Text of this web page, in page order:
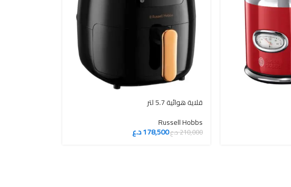
قلاية هوائية 5.7 لتر
Russell Hobbs
210,000د.ع178,500د.ع